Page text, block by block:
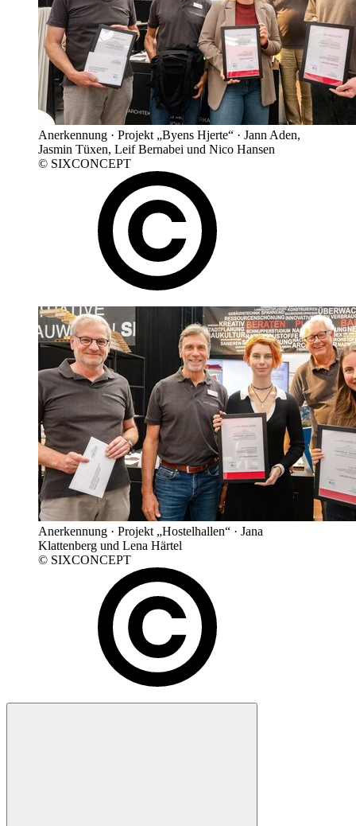
Anerkennung · Projekt „Byens Hjerte“ · Jann Aden,
Jasmin Tüxen, Leif Bernabei und Nico Hansen
© SIXCONCEPT
Anerkennung · Projekt „Hostelhallen“ · Jana
Klattenberg und Lena Härtel
© SIXCONCEPT